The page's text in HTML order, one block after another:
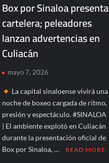
Box por Sinaloa presenta
cartelera; peleadores
lanzan advertencias en
Culiacán
mayo 7, 2026
La capital sinaloense vivirá una
noche de boxeo cargada de ritmo,
presión y espectáculo. #SINALOA
| El ambiente explotó en Culiacán
durante la presentación oficial de
Box por Sinaloa, …
READ MORE